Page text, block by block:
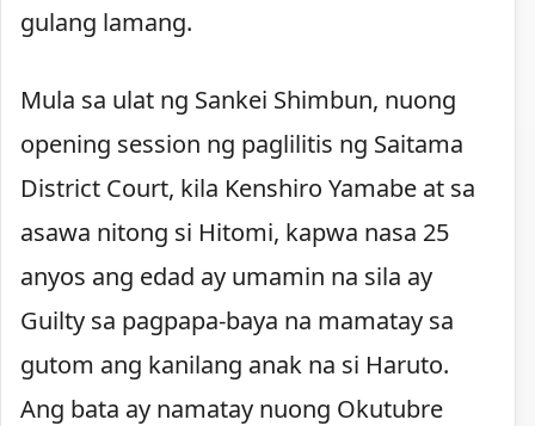
gulang lamang.
Mula sa ulat ng Sankei Shimbun, nuong
opening session ng paglilitis ng Saitama
District Court, kila Kenshiro Yamabe at sa
asawa nitong si Hitomi, kapwa nasa 25
anyos ang edad ay umamin na sila ay
Guilty sa pagpapa-baya na mamatay sa
gutom ang kanilang anak na si Haruto.
Ang bata ay namatay nuong Okutubre